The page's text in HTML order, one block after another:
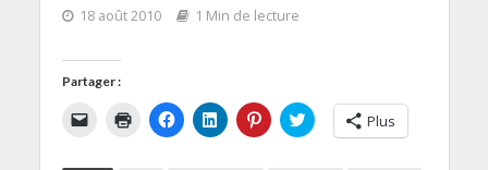
18 août 2010 1 Min de lecture
Partager :
C
l
C
l
C
l
C
l Plus